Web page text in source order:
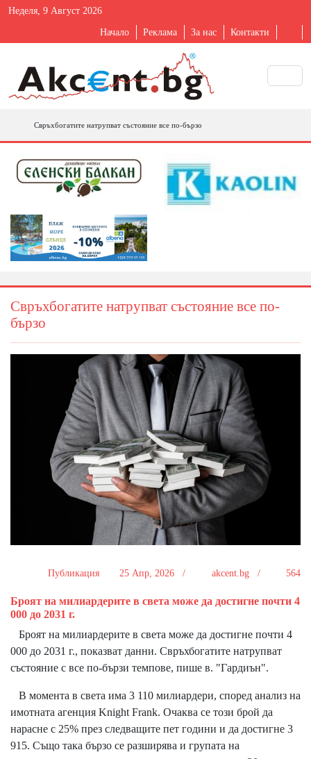
Неделя, 9 Август 2026
Начало Реклама За нас Контакти
Свръхбогатите натрупват състояние все по-бързо
Свръхбогатите натрупват състояние все по-
бързо
Публикация 25 Апр, 2026 / akcent.bg / 564
Броят на милиардерите в света може да достигне почти 4
000 до 2031 г.
Броят на милиардерите в света може да достигне почти 4
000 до 2031 г., показват данни. Свръхбогатите натрупват
състояние с все по-бързи темпове, пише в. "Гардиън".
В момента в света има 3 110 милиардери, според анализ на
имотната агенция Knight Frank. Очаква се този брой да
нарасне с 25% през следващите пет години и да достигне 3
915. Също така бързо се разширява и групата на